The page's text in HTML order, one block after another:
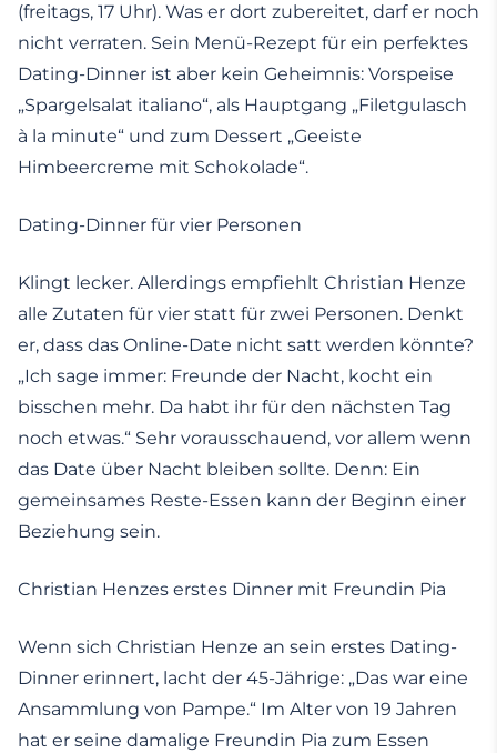
(freitags, 17 Uhr). Was er dort zubereitet, darf er noch
nicht verraten. Sein Menü-Rezept für ein perfektes
Dating-Dinner ist aber kein Geheimnis: Vorspeise
„Spargelsalat italiano“, als Hauptgang „Filetgulasch
à la minute“ und zum Dessert „Geeiste
Himbeercreme mit Schokolade“.
Dating-Dinner für vier Personen
Klingt lecker. Allerdings empfiehlt Christian Henze
alle Zutaten für vier statt für zwei Personen. Denkt
er, dass das Online-Date nicht satt werden könnte?
„Ich sage immer: Freunde der Nacht, kocht ein
bisschen mehr. Da habt ihr für den nächsten Tag
noch etwas.“ Sehr vorausschauend, vor allem wenn
das Date über Nacht bleiben sollte. Denn: Ein
gemeinsames Reste-Essen kann der Beginn einer
Beziehung sein.
Christian Henzes erstes Dinner mit Freundin Pia
Wenn sich Christian Henze an sein erstes Dating-
Dinner erinnert, lacht der 45-Jährige: „Das war eine
Ansammlung von Pampe.“ Im Alter von 19 Jahren
hat er seine damalige Freundin Pia zum Essen